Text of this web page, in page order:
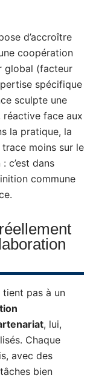
d’accroître
coopération
global (facteur
spécifique
sculpte une
réactive face aux
la pratique, la
moins sur le
c’est dans
commune
pas à un
, lui,
Chaque
avec des
bien